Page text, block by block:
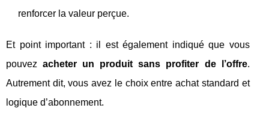
renforcer la valeur perçue.
Et point important : il est également indiqué que vous
pouvezacheter un produit sans profiter de l’offre.
Autrement dit, vous avez le choix entre achat standard et
logique d’abonnement.